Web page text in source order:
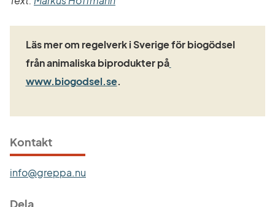
Läs mer om regelverk i Sverige för biogödsel
från animaliska biprodukter på
www.biogodsel.seLänk till annan webbplats.
.
Kontakt
info@greppa.nu
Dela